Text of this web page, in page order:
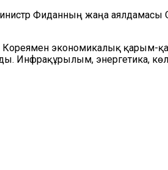
Фиданның жаңа аялдамасы
экономикалық қарым-
Инфрақұрылым, энергетика,